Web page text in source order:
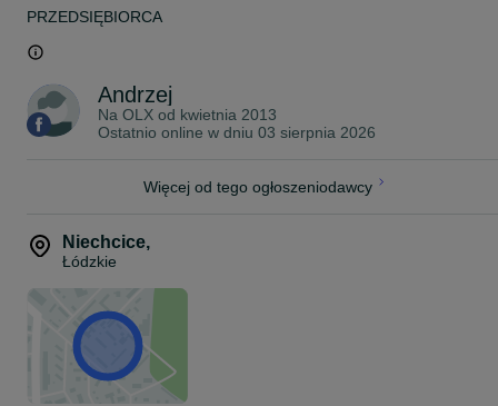
PRZEDSIĘBIORCA
Andrzej
Na OLX od kwietnia 2013
Ostatnio online w dniu 03 sierpnia 2026
Więcej od tego ogłoszeniodawcy
Niechcice,
Łódzkie